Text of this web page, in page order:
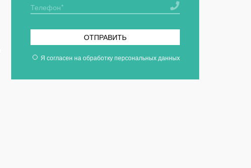
ОТПРАВИТЬ
Я согласен на обработку персональных данных